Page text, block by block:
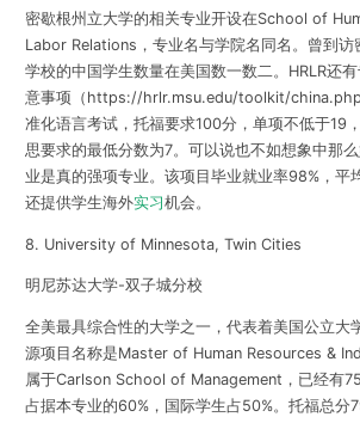
密歇根州立大学的相关专业开设在School of
Labor Relations，专业名与学院名同名。曾到访
学校的中国学生数量在美国数一数二。HRLR还
意事项（ https://hrlr.msu.edu/toolkit/
准化语言考试，托福要求100分，单项不低于19
思要求的最低分数为7。可以说也不如想象中那
业是真的强项专业。该项目毕业就业率98%，平
还提供学生海外实习机会。
8. University of Minnesota, Twin Cities
明尼苏达大学-双子城分校
全美最具综合性的大学之一，代表着美国公立大
源项目名称是Master of Human Resources &
属于Carlson School of Management，已经有
占据本专业的60%，国际学生占50%。托福总分